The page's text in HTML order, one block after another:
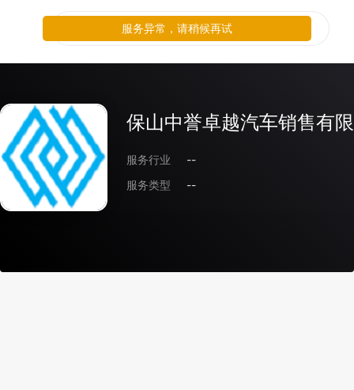
保山中誉卓越汽车销售有
服务行业
--
服务类型
--
服务异常，请稍候再试